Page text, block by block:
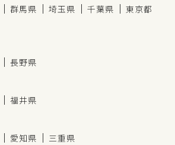
群馬県 埼玉県 千葉県
東京都
長野県
福井県
愛知県 三重県